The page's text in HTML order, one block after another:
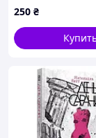
родителей -
Дорошенко
250 ₴